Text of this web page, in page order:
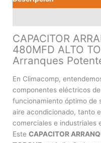
CAPACITOR
480MFD ALTO
Arranques
En Climacomp,
componentes eléctricos
funcionamiento óptimo de
aire acondicionado, tanto
comerciales e industriales
Este CAPACITOR